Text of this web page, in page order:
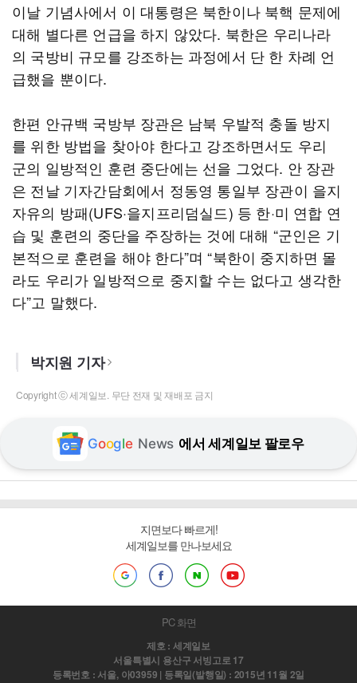
이날 기념사에서 이 대통령은 북한이나 북핵 문제에
대해 별다른 언급을 하지 않았다. 북한은 우리나라
의 국방비 규모를 강조하는 과정에서 단 한 차례 언
급했을 뿐이다.
한편 안규백 국방부 장관은 남북 우발적 충돌 방지
를 위한 방법을 찾아야 한다고 강조하면서도 우리
군의 일방적인 훈련 중단에는 선을 그었다. 안 장관
은 전날 기자간담회에서 정동영 통일부 장관이 을지
자유의 방패(UFS·을지프리덤실드) 등 한·미 연합 연
습 및 훈련의 중단을 주장하는 것에 대해 “군인은 기
본적으로 훈련을 해야 한다”며 “북한이 중지하면 몰
라도 우리가 일방적으로 중지할 수는 없다고 생각한
다”고 말했다.
박지원 기자
Copyright ⓒ 세계일보. 무단 전재 및 재배포 금지
Google News 에서 세계일보 팔로우
지면보다 빠르게!
세계일보를 만나보세요
PC 화면
제호 : 세계일보
서울특별시 용산구 서빙고로 17
등록번호 : 서울, 아03959 | 등록일(발행일) : 2015년 11월 2일